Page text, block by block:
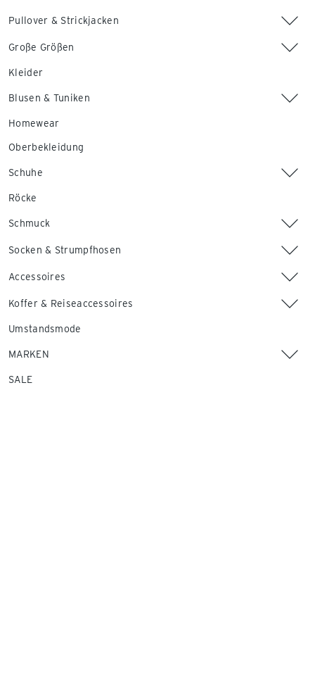
Pullover & Strickjacken
Große Größen
Kleider
Blusen & Tuniken
Homewear
Oberbekleidung
Schuhe
Röcke
Schmuck
Socken & Strumpfhosen
Accessoires
Koffer & Reiseaccessoires
Umstandsmode
MARKEN
SALE